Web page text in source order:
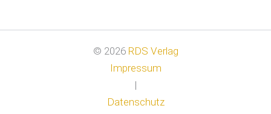
© 2026 RDS Verlag
Impressum
|
Datenschutz